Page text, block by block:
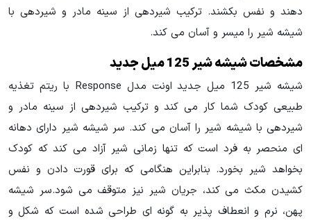
دهند و نفس بکشند. ترکیب شیردهی از سینه مادر و شیردهی با
شیشه شیر را میسر و آسان می کند.
مشخصات شیشه شیر 125 میل جدید
شیشه شیر 125 میل جدید اونت مدل Response با ریتم تغذیه
طبیعی کودک شما کار می کند و ترکیب شیردهی از سینه مادر و
شیردهی با شیشه شیر را آسان می کند. سر شیشه شیر دارای دهانه
ای منحصر به فرد است که تنها زمانی شیر آزاد می کند که کودک
بخواهد شیر بخورد. بنابراین هنگامی که برای قورت دادن و نفس
کشیدن مکث می کند، جریان شیر نیز متوقف می شود.سر شیشه
پهن، نرم و انعطاف پذیر به گونه ای طراحی شده است که شکل و